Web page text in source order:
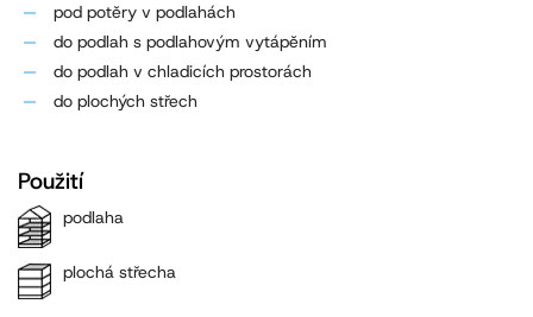
pod potěry v podlahách
do podlah s podlahovým vytápěním
do podlah v chladicích prostorách
do plochých střech
Použití
podlaha
plochá střecha